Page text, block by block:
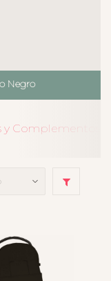
Negro
y Complementos